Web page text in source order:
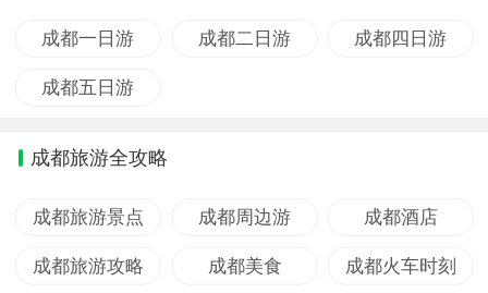
成都一日游 成都二日游 成都四日游
成都五日游
成都旅游全攻略
成都旅游景点 成都周边游 成都酒店
成都旅游攻略 成都美食 成都火车时刻